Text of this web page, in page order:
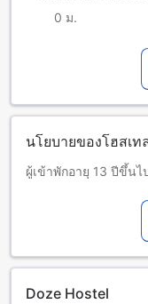
0 ม.
นโยบายของโฮสเท
ผู้เข้าพักอายุ 13 ปีขึ้นไ
จำนวนผู้เข้าพักที่กำห
โปรดทราบว่า เมื่อจอ
นโยบายที่แตกต่างหรื
อายุขั้นต่ำของผู้เข้าพัก
Doze Hostel